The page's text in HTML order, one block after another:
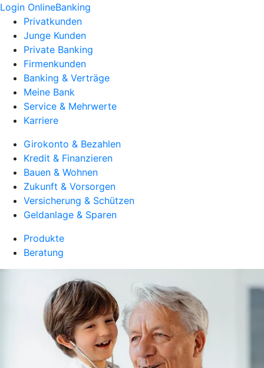
Login OnlineBanking
Privatkunden
Junge Kunden
Private Banking
Firmenkunden
Banking & Verträge
Meine Bank
Service & Mehrwerte
Karriere
Girokonto & Bezahlen
Kredit & Finanzieren
Bauen & Wohnen
Zukunft & Vorsorgen
Versicherung & Schützen
Geldanlage & Sparen
Produkte
Beratung